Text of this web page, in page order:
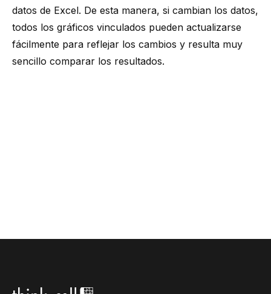
datos de Excel. De esta manera, si cambian los datos,
todos los gráficos vinculados pueden actualizarse
fácilmente para reflejar los cambios y resulta muy
sencillo comparar los resultados.